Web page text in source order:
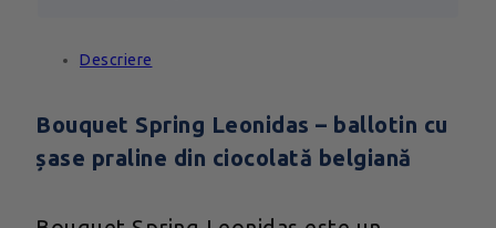
Descriere
Bouquet Spring Leonidas – ballotin cu
șase praline din ciocolată belgiană